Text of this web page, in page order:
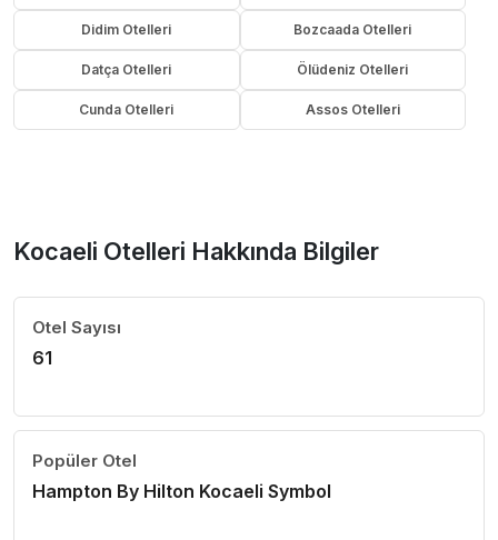
Didim Otelleri Bozcaada Otelleri
Datça Otelleri Ölüdeniz Otelleri
Cunda Otelleri Assos Otelleri
Kocaeli Otelleri Hakkında Bilgiler
Otel Sayısı
61
Popüler Otel
Hampton By Hilton Kocaeli Symbol